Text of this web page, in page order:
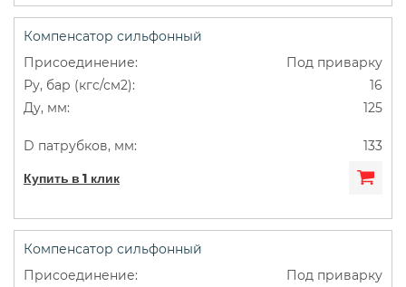
Компенсатор сильфонный
Под приварку
16
125
133
Купить в 1 клик
Компенсатор сильфонный
Под приварку